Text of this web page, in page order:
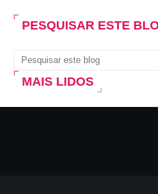
PESQUISAR ESTE
MAIS LIDOS